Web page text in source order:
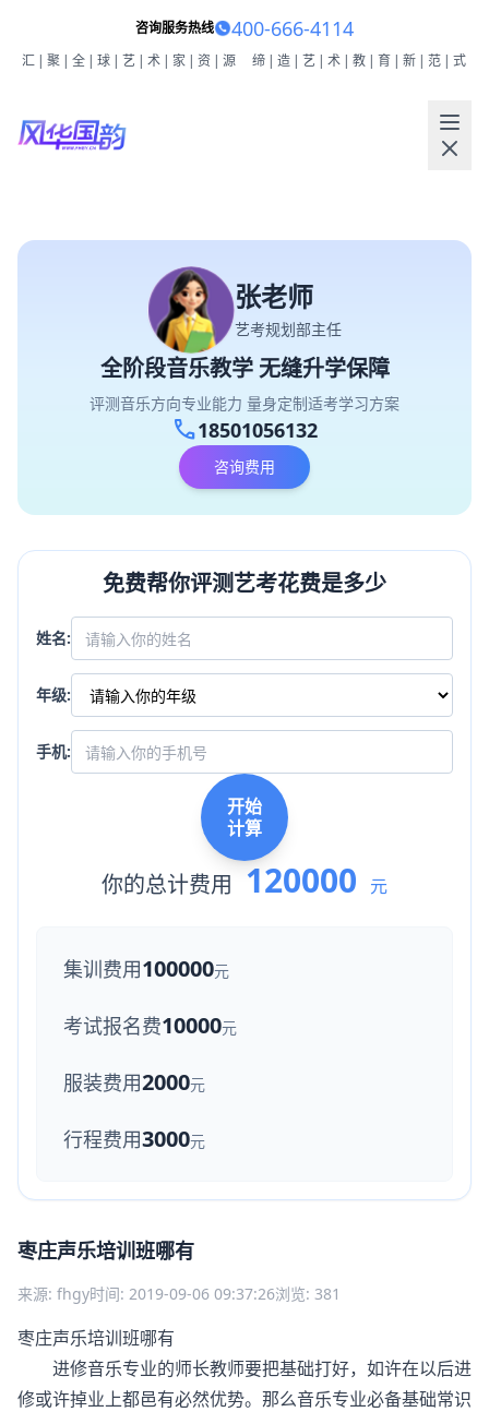
咨询服务热线 400-666-4114
汇|聚|全|球|艺|术|家|资|源 缔|造|艺|术|教|育|新|范|式
张老师
艺考规划部主任
全阶段音乐教学 无缝升学保障
评测音乐方向专业能力 量身定制适考学习方案
call18501056132
咨询费用
免费帮你评测艺考花费是多少
姓名:
年级:
手机:
开始
计算
你的总计费用 120000 元
集训费用100000元
考试报名费10000元
服装费用2000元
行程费用3000元
枣庄声乐培训班哪有
来源: fhgy时间: 2019-09-06 09:37:26浏览: 381
枣庄声乐培训班哪有
进修音乐专业的师长教师要把基础打好，如许在以后进
修或许掉业上都邑有必然优势。那么音乐专业必备基础常识